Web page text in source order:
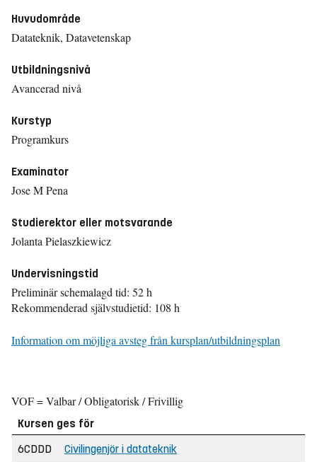
Huvudområde
Datateknik, Datavetenskap
Utbildningsnivå
Avancerad nivå
Kurstyp
Programkurs
Examinator
Jose M Pena
Studierektor eller motsvarande
Jolanta Pielaszkiewicz
Undervisningstid
Preliminär schemalagd tid: 52 h
Rekommenderad självstudietid: 108 h
Information om möjliga avsteg från kursplan/utbildningsplan
VOF = Valbar / Obligatorisk / Frivillig
Kursen ges för
6CDDD
Civilingenjör i datateknik